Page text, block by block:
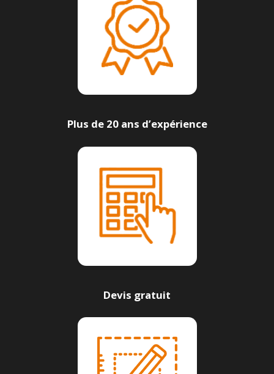
Plus de 20 ans d’expérience
Devis gratuit